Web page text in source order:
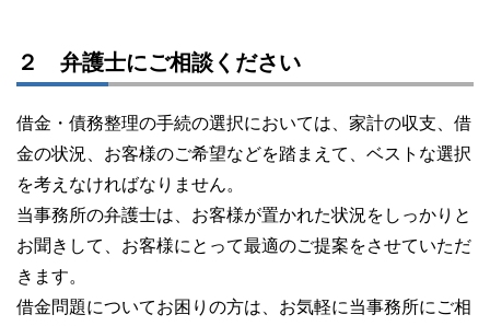
２ 弁護士にご相談ください
借金・債務整理の手続の選択においては、家計の収支、借
金の状況、お客様のご希望などを踏まえて、ベストな選択
を考えなければなりません。
当事務所の弁護士は、お客様が置かれた状況をしっかりと
お聞きして、お客様にとって最適のご提案をさせていただ
きます。
借金問題についてお困りの方は、お気軽に当事務所にご相